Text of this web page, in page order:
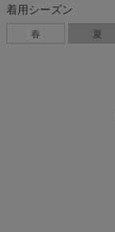
着用シーズン
春 夏